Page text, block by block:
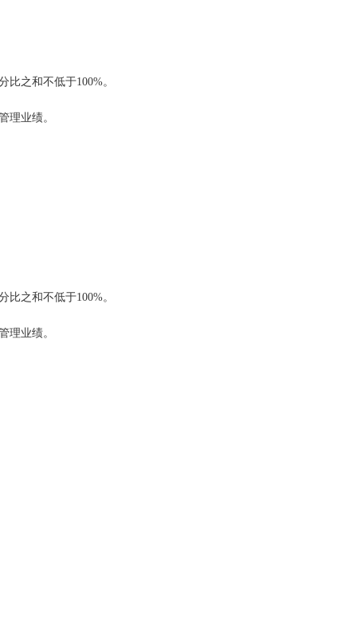
之和不低于100%。
理业绩。
之和不低于100%。
理业绩。